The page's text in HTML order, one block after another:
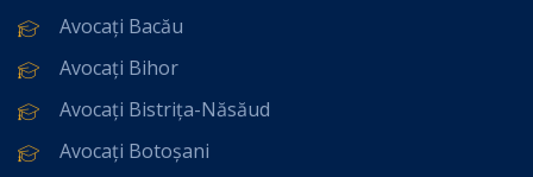
Avocați Bacău
Avocați Bihor
Avocați Bistrița-Năsăud
Avocați Botoșani